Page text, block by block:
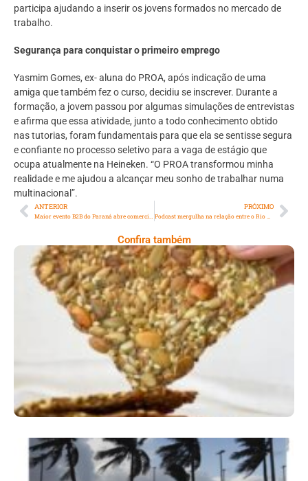
participa ajudando a inserir os jovens formados no mercado de
trabalho.
Segurança para conquistar o primeiro emprego
Yasmim Gomes, ex- aluna do PROA, após indicação de uma
amiga que também fez o curso, decidiu se inscrever. Durante a
formação, a jovem passou por algumas simulações de entrevistas
e afirma que essa atividade, junto a todo conhecimento obtido
nas tutorias, foram fundamentais para que ela se sentisse segura
e confiante no processo seletivo para a vaga de estágio que
ocupa atualmente na Heineken. “O PROA transformou minha
realidade e me ajudou a alcançar meu sonho de trabalhar numa
multinacional”.
ANTERIOR
Maior evento B2B do Paraná abre comercialização para expositores
PRÓXIMO
Podcast mergulha na relação entre o Rio de Janeiro e o Oceano Atlântico
Confira também
Comer Bem: Cracker De Sementes